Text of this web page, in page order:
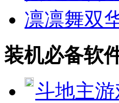
凛凛舞双
装机必备软
斗地主游